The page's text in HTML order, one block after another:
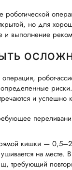
роботической
но для
и выполнение
робот-
определенные
и успешно
кишки —
на месте.
требующий